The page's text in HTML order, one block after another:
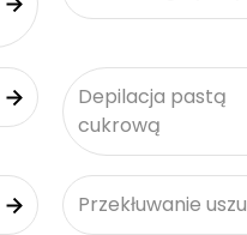
Depilacja pastą
cukrową
Przekłuwanie uszu